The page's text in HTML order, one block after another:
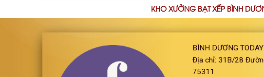
KHO XƯỞNG BẠT XẾP BÌNH
BÌNH DƯƠNG TODAY
Địa chỉ: 31B/28
75311